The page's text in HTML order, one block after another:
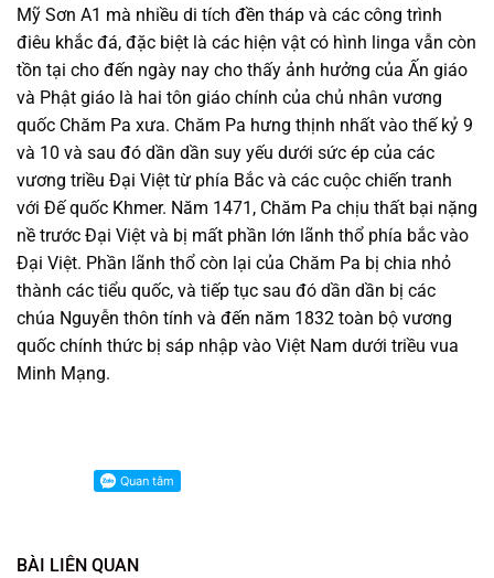
Mỹ Sơn A1 mà nhiều di tích đền tháp và các công trình
điêu khắc đá, đặc biệt là các hiện vật có hình linga vẫn còn
tồn tại cho đến ngày nay cho thấy ảnh hưởng của Ấn giáo
và Phật giáo là hai tôn giáo chính của chủ nhân vương
quốc Chăm Pa xưa. Chăm Pa hưng thịnh nhất vào thế kỷ 9
và 10 và sau đó dần dần suy yếu dưới sức ép của các
vương triều Đại Việt từ phía Bắc và các cuộc chiến tranh
với Đế quốc Khmer. Năm 1471, Chăm Pa chịu thất bại nặng
nề trước Đại Việt và bị mất phần lớn lãnh thổ phía bắc vào
Đại Việt. Phần lãnh thổ còn lại của Chăm Pa bị chia nhỏ
thành các tiểu quốc, và tiếp tục sau đó dần dần bị các
chúa Nguyễn thôn tính và đến năm 1832 toàn bộ vương
quốc chính thức bị sáp nhập vào Việt Nam dưới triều vua
Minh Mạng.
BÀI LIÊN QUAN